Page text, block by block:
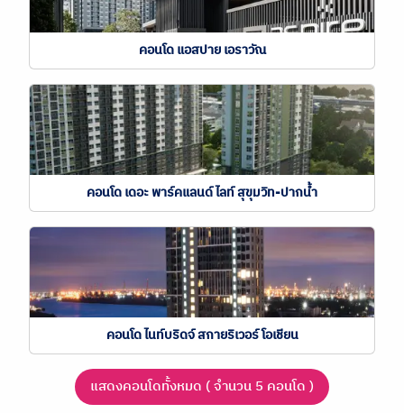
คอนโด แอสปาย เอราวัณ
คอนโด เดอะ พาร์คแลนด์ ไลท์ สุขุมวิท-ปากน้ำ
คอนโด ไนท์บริดจ์ สกายริเวอร์ โอเชียน
แสดงคอนโดทั้งหมด ( จำนวน 5 คอนโด )